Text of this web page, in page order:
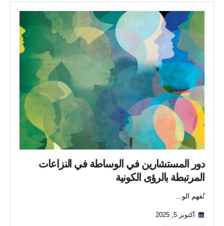
دور المستشارين في الوساطة في النزاعات
المرتبطة بالرؤى الكونية
تُفهم الو...
أكتوبر 5, 2025